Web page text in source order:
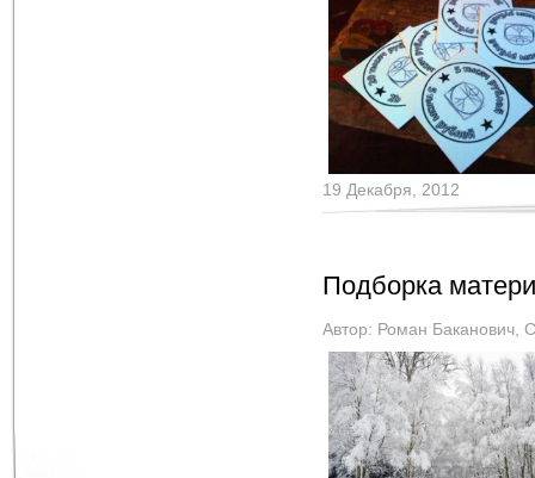
19 Декабря, 2012
Подборка
Автор: Роман Баканович